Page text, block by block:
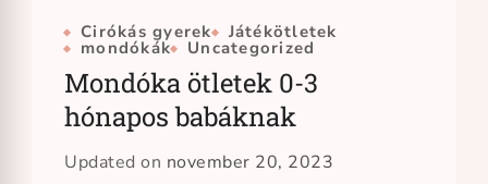
Cirókás gyerek Játékötletek
mondókák Uncategorized
Mondóka ötletek 0-3
hónapos babáknak
Updated on november 20, 2023